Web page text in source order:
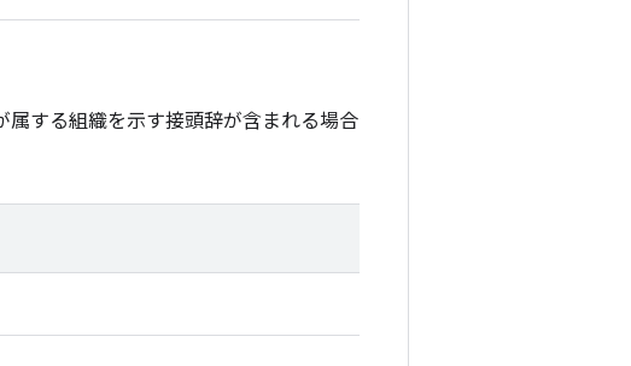
する組織を示す接頭辞が含まれる場合